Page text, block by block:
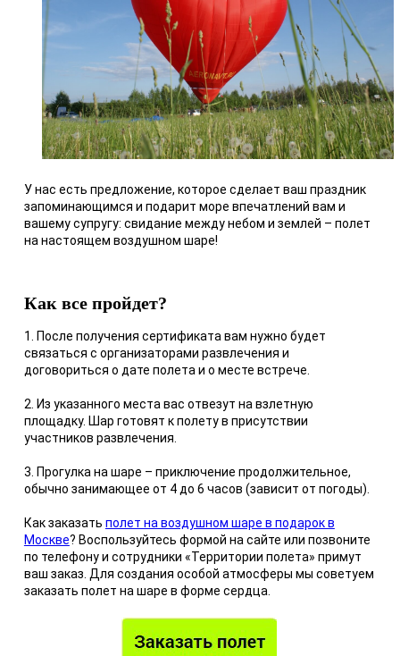
У нас есть предложение, которое сделает ваш праздник
запоминающимся и подарит море впечатлений вам и
вашему супругу: свидание между небом и землей – полет
на настоящем воздушном шаре!
Как все пройдет?
1. После получения сертификата вам нужно будет
связаться с организаторами развлечения и
договориться о дате полета и о месте встрече.
2. Из указанного места вас отвезут на взлетную
площадку. Шар готовят к полету в присутствии
участников развлечения.
3. Прогулка на шаре – приключение продолжительное,
обычно занимающее от 4 до 6 часов (зависит от погоды).
Как заказать полет на воздушном шаре в подарок в
Москве? Воспользуйтесь формой на сайте или позвоните
по телефону и сотрудники «Территории полета» примут
ваш заказ. Для создания особой атмосферы мы советуем
заказать полет на шаре в форме сердца.